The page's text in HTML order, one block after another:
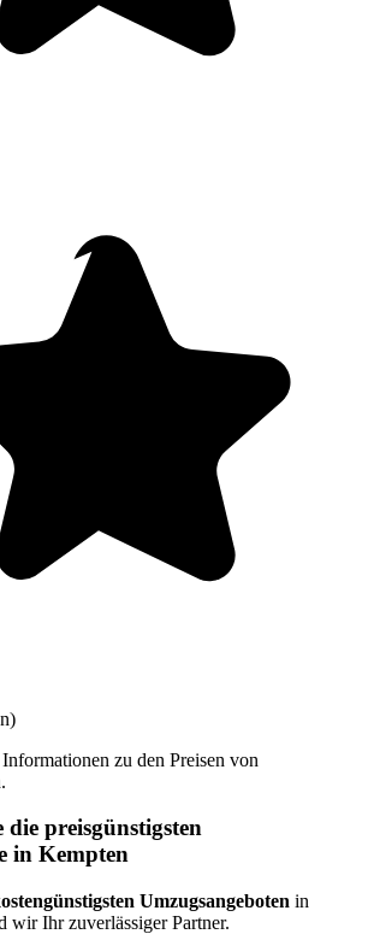
zu den Preisen von
die preisgünstigsten
in Kempten
Umzugsangeboten in
wir Ihr zuverlässiger Partner.